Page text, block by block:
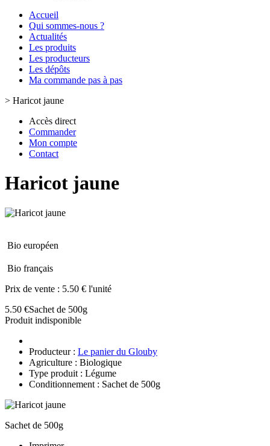
Accueil
Qui sommes-nous ?
Actualités
Les produits
Les producteurs
Les dépôts
Ma commande pas à pas
> Haricot jaune
Accès direct
Commander
Mon compte
Contact
Haricot jaune
Bio européen
Bio français
Prix de vente : 5.50 € l'unité
5.50 €Sachet de 500g
Produit indisponible
Producteur : Le panier du Glouby
Agriculture : Biologique
Type produit : Légume
Conditionnement : Sachet de 500g
Sachet de 500g